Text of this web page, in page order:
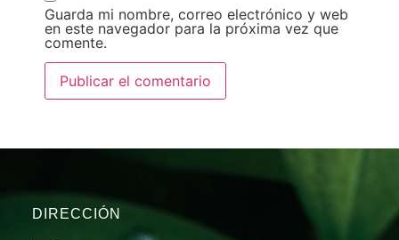
Guarda mi nombre, correo electrónico y web
en este navegador para la próxima vez que
comente.
DIRECCIÓN